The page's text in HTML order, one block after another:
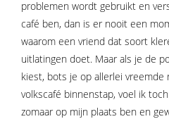
problemen wordt gebruikt en
café ben, dan is er nooit een
waarom een vriend dat soort
uitlatingen doet. Maar als je de
kiest, bots je op allerlei vreemde
volkscafé binnenstap, voel ik
zomaar op mijn plaats ben en